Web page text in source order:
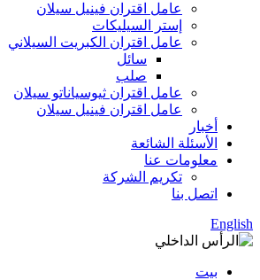
عامل اقتران فينيل سيلان
إستر السيليكات
عامل اقتران الكبريت السيلاني
سائل
صلب
عامل اقتران ثيوسياناتو سيلان
عامل اقتران فينيل سيلان
أخبار
الأسئلة الشائعة
معلومات عنا
تكريم الشركة
اتصل بنا
English
بيت